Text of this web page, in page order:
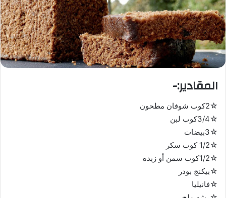
المقادير:-
☆2كوب شوفان مطحون
☆3/4كوب لبن
☆3بيضات
☆1/2 كوب سكر
☆1/2كوب سمن أو زبده
☆بيكنج بودر
☆فانيليا